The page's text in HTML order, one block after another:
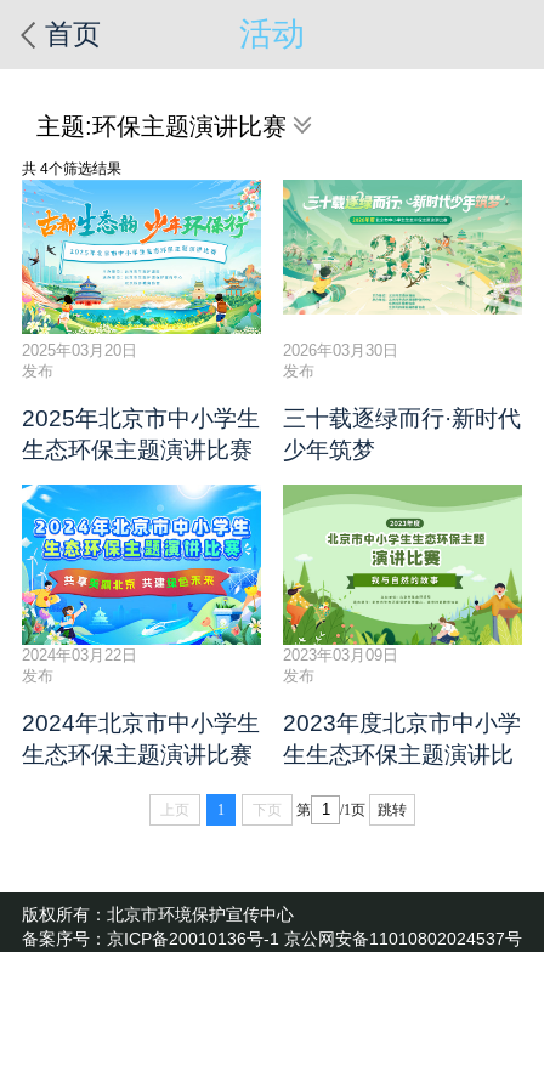
首页 活动
主题:环保主题演讲比赛
共 4个筛选结果
2025年03月20日
发布
2025年北京市中小学生
生态环保主题演讲比赛
2026年03月30日
发布
三十载逐绿而行·新时代
少年筑梦
2024年03月22日
发布
2024年北京市中小学生
生态环保主题演讲比赛
2023年03月09日
发布
2023年度北京市中小学
生生态环保主题演讲比
上页 1 下页 第 /1页 跳转
版权所有：北京市环境保护宣传中心
备案序号：京ICP备20010136号-1 京公网安备11010802024537号